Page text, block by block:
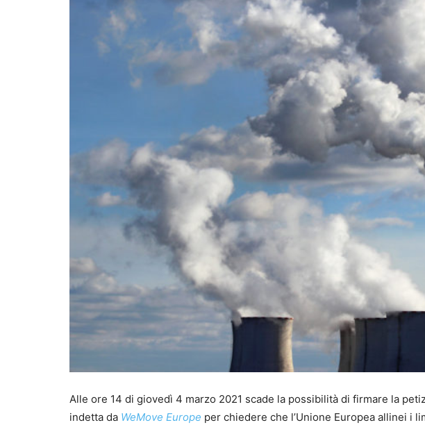
Alle ore 14 di giovedì 4 marzo 2021 scade la possibilità di firmare la
indetta da WeMove Europe per chiedere che l’Unione Europea allinei i